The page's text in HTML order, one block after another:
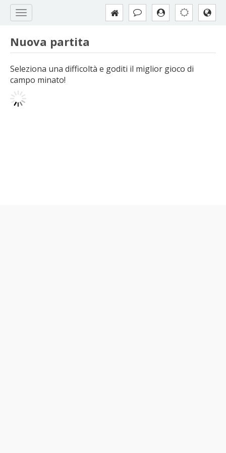
Nuova partita
Seleziona una difficoltà e goditi il miglior gioco di
campo minato!